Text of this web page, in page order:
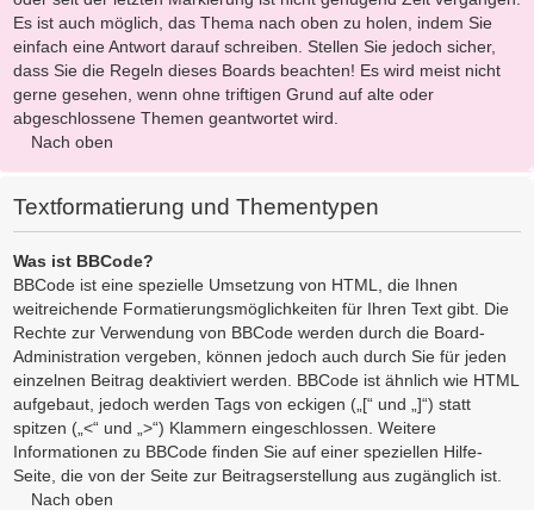
Es ist auch möglich, das Thema nach oben zu holen, indem Sie
einfach eine Antwort darauf schreiben. Stellen Sie jedoch sicher,
dass Sie die Regeln dieses Boards beachten! Es wird meist nicht
gerne gesehen, wenn ohne triftigen Grund auf alte oder
abgeschlossene Themen geantwortet wird.
Nach oben
Textformatierung und Thementypen
Was ist BBCode?
BBCode ist eine spezielle Umsetzung von HTML, die Ihnen
weitreichende Formatierungsmöglichkeiten für Ihren Text gibt. Die
Rechte zur Verwendung von BBCode werden durch die Board-
Administration vergeben, können jedoch auch durch Sie für jeden
einzelnen Beitrag deaktiviert werden. BBCode ist ähnlich wie HTML
aufgebaut, jedoch werden Tags von eckigen („[“ und „]“) statt
spitzen („<“ und „>“) Klammern eingeschlossen. Weitere
Informationen zu BBCode finden Sie auf einer speziellen Hilfe-
Seite, die von der Seite zur Beitragserstellung aus zugänglich ist.
Nach oben